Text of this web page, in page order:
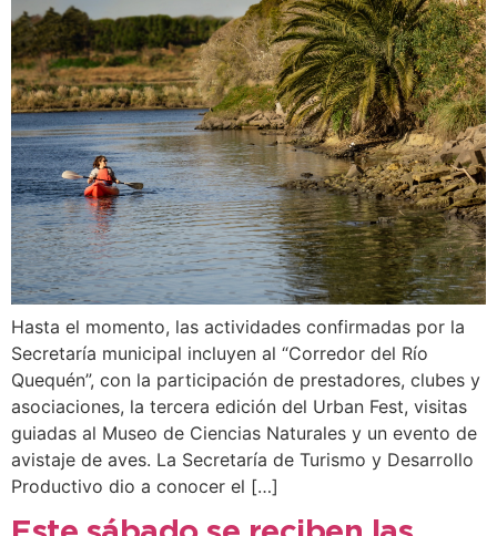
Hasta el momento, las actividades confirmadas por la
Secretaría municipal incluyen al “Corredor del Río
Quequén”, con la participación de prestadores, clubes y
asociaciones, la tercera edición del Urban Fest, visitas
guiadas al Museo de Ciencias Naturales y un evento de
avistaje de aves. La Secretaría de Turismo y Desarrollo
Productivo dio a conocer el […]